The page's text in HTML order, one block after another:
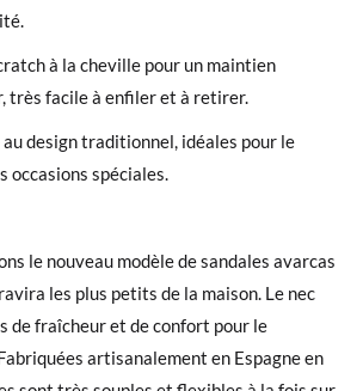
à la cheville pour un maintien
très facile à enfiler et à retirer.
au design traditionnel, idéales pour le
occasions spéciales.
le nouveau modèle de sandales avarcas
les plus petits de la maison. Le nec
de fraîcheur et de confort pour le
artisanalement en Espagne en